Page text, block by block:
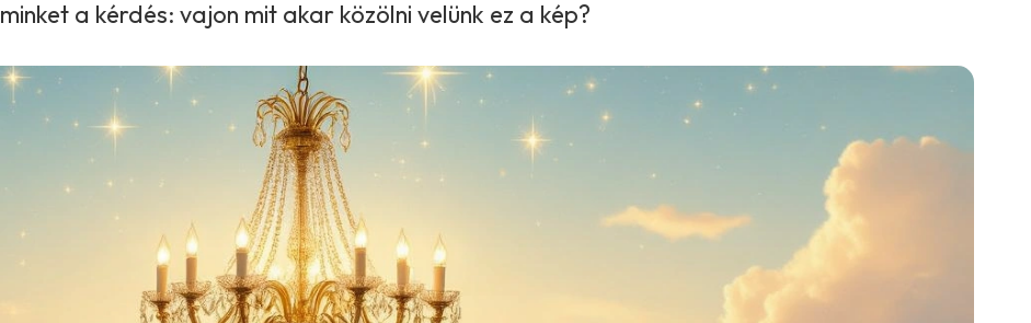
minket a kérdés: vajon mit akar közölni velünk ez a kép?